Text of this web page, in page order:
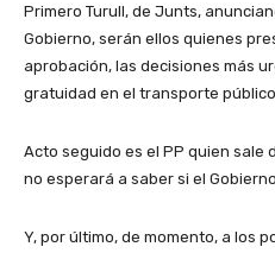
Primero Turull, de Junts,
Gobierno, serán ellos quienes
aprobación, las decisiones más
gratuidad en el transporte
Acto seguido es el PP quien sale
no esperará a saber si el
Y, por último, de momento, a los